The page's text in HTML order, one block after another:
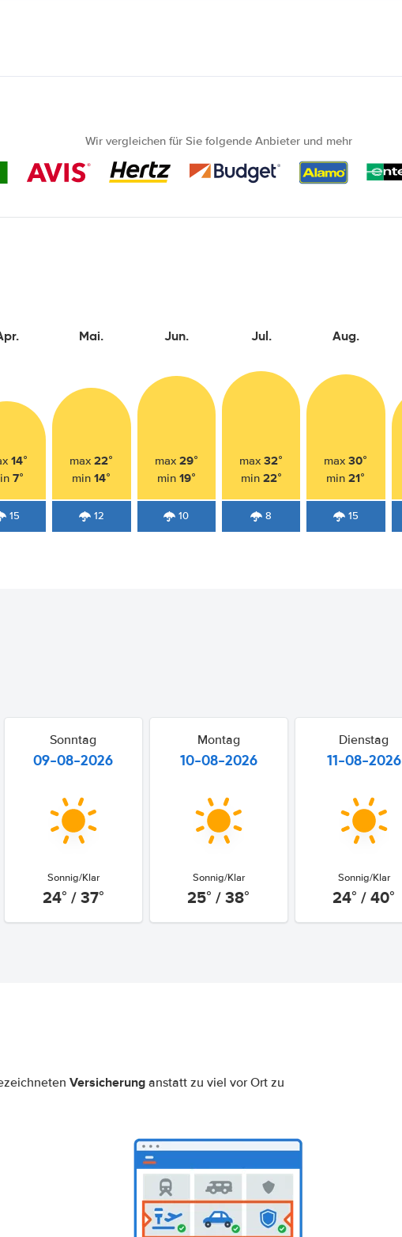
Wir vergleichen für Sie folgende Anbieter und mehr
14°
7°
15
Mai.
max22°
min14°
12
Jun.
max 29°
min 19°
10
Jul.
max32°
min 22°
8
Aug.
max30°
min21°
15
Sonntag
09-08-2026
Sonnig/Klar
24° / 37°
Montag
10-08-2026
Sonnig/Klar
25° / 38°
Dienstag
11-08-2026
Sonnig/Klar
24° / 40°
Versicherung anstatt zu viel vor Ort zu